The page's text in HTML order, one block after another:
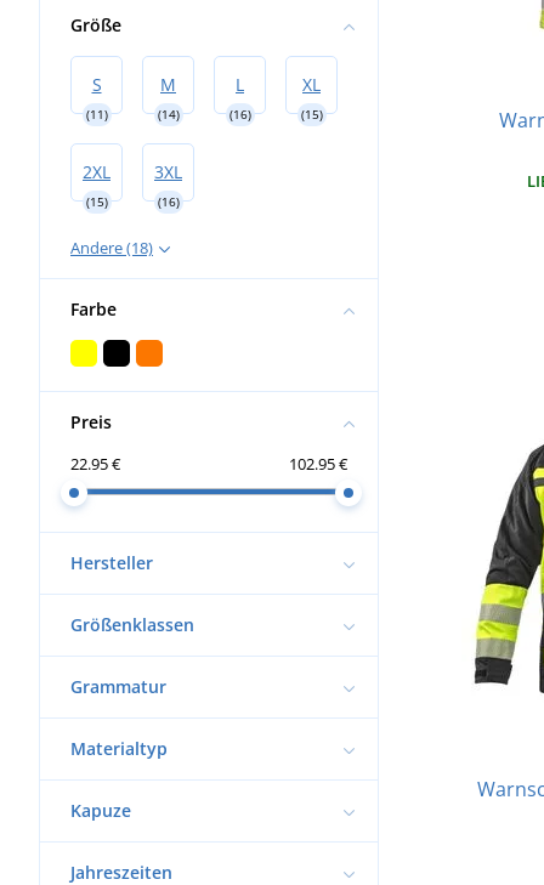
Größe
S
(11)
M
(14)
L
(16)
XL
(15)
2XL
(15)
3XL
(16)
Andere (18)
Farbe
Preis
22.95 € 102.95 €
Hersteller
Größenklassen
Grammatur
Materialtyp
Kapuze
Jahreszeiten